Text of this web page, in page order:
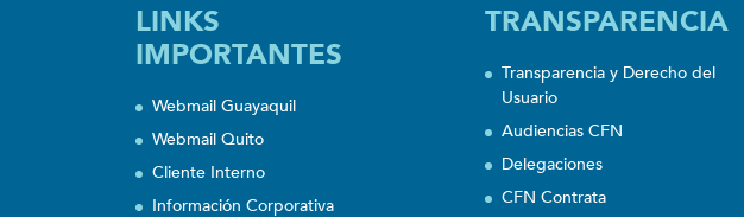
LINKS
IMPORTANTES
Webmail Guayaquil
Webmail Quito
Cliente Interno
Información Corporativa
TRANSPARENCIA
Transparencia y Derecho del
Usuario
Audiencias CFN
Delegaciones
CFN Contrata